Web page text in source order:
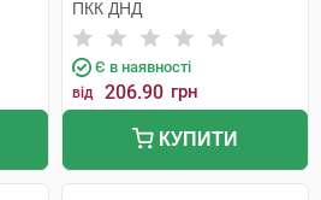
ПКК ДНД
Є в наявності
від 206.90 грн
КУПИТИ